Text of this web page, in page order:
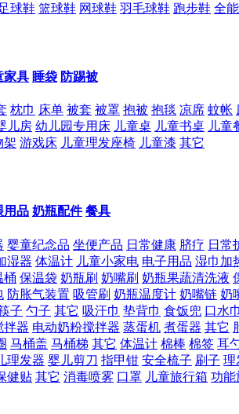
足球鞋 篮球鞋 网球鞋 羽毛球鞋 跑步鞋 全
家具 睡袋 防踢被
枕巾 床单 被套 被罩 抱被 抱毯 凉席 蚊帐
儿房 幼儿园专用床 儿童桌 儿童书桌 儿童
架 游戏床 儿童理发座椅 儿童漆 其它
用品 奶瓶配件 餐具
婴童纪念品 坐便产品 日常健康 脐疗 日常
湿器 体温计 儿童小家电 电子用品 湿巾加
桶 保温袋 奶瓶刷 奶嘴刷 奶瓶果蔬清洗液
防胀气装置 吸管刷 奶瓶温度计 奶嘴链 奶
子 勺子 其它 吸汗巾 垫背巾 食饭兜 口水
拌器 电动奶粉搅拌器 蒸蛋机 煮蛋器 其它
马桶盖 马桶梯 其它 体温计 棉棒 棉签 耳
理发器 婴儿剪刀 指甲钳 安全梳子 刷子 理
健贴 其它 消毒喷雾 口罩 儿童旅行箱 功能